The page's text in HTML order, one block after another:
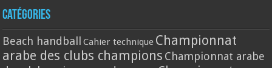
Catégories
Beach handball Cahier technique Championnat
arabe des clubs champions Championnat arabe